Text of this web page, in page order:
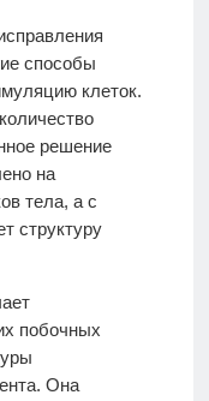
способы
клеток.
решение
на
тела, а с
структуру
побочных
Она